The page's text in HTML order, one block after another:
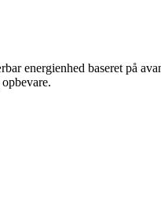
energienhed baseret på